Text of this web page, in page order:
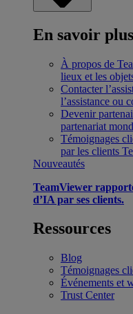
En savoir
À propos de
lieux et les
Contacter
l’assistance ou
Devenir
partenariat
Témoignages
par les clients
Nouveautés
TeamViewer
d’IA par ses clients.
Ressources
Blog
Témoignages
Événements et
Trust Center